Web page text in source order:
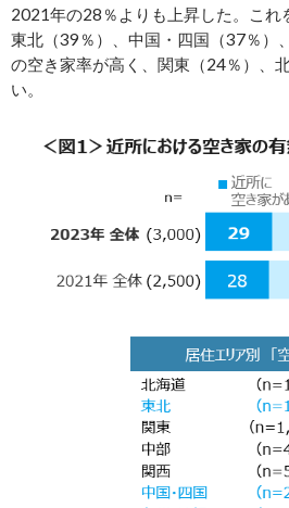
2021年の28％よりも上昇した。これ
東北（39％）、中国・四国（37％）
の空き家率が高く、関東（24％）、
い。